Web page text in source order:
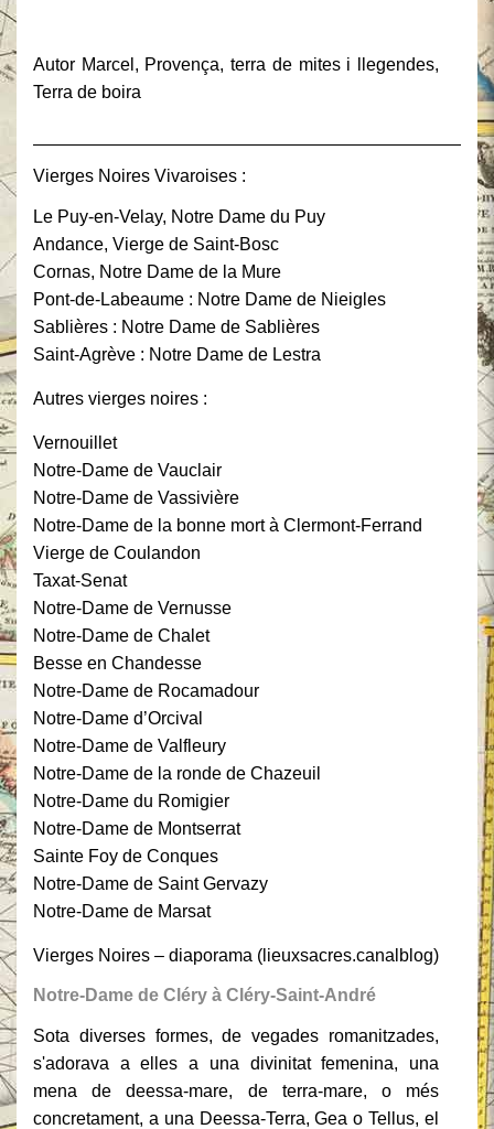
Autor Marcel, Provença, terra de mites i llegendes,
Terra de boira
Vierges Noires Vivaroises :
Le Puy-en-Velay, Notre Dame du Puy
Andance, Vierge de Saint-Bosc
Cornas, Notre Dame de la Mure
Pont-de-Labeaume : Notre Dame de Nieigles
Sablières : Notre Dame de Sablières
Saint-Agrève : Notre Dame de Lestra
Autres vierges noires :
Vernouillet
Notre-Dame de Vauclair
Notre-Dame de Vassivière
Notre-Dame de la bonne mort à Clermont-Ferrand
Vierge de Coulandon
Taxat-Senat
Notre-Dame de Vernusse
Notre-Dame de Chalet
Besse en Chandesse
Notre-Dame de Rocamadour
Notre-Dame d’Orcival
Notre-Dame de Valfleury
Notre-Dame de la ronde de Chazeuil
Notre-Dame du Romigier
Notre-Dame de Montserrat
Sainte Foy de Conques
Notre-Dame de Saint Gervazy
Notre-Dame de Marsat
Vierges Noires – diaporama (lieuxsacres.canalblog)
Notre-Dame de Cléry à Cléry-Saint-André
Sota diverses formes, de vegades romanitzades,
s'adorava a elles a una divinitat femenina, una
mena de deessa-mare, de terra-mare, o més
concretament, a una Deessa-Terra, Gea o Tellus, el